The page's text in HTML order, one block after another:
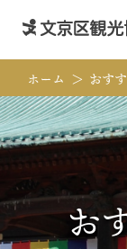
ホーム おす
お